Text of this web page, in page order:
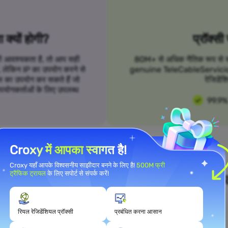
होगी?
आवश्यकता है, तो आप सही
लेकिन IP का उपयोग करने से
उपयोग कर सकते हैं जो
के लिए उपलब्ध
80M+ से अधिक नैतिक रूप से
genuine TeleCableServicios
उपयोग मामले की आवश्यकताओं को पूरा
Croxy में आपका स्वागत है!
Croxy यहाँ आपके विश्वसनीय साझीदार बनने के लिए है! 500M फ्री
ट्रैफिक ट्रायलके लिए सपोर्ट से संपर्क करें!
रियल रेजिडेंशियल प्रॉक्सी प्रबंधित करना आसान